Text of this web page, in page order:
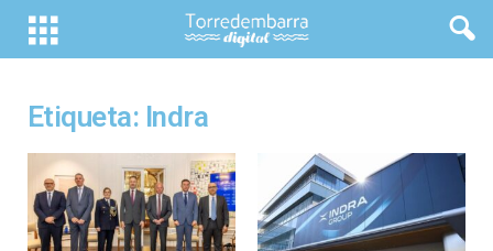
Etiqueta: Indra